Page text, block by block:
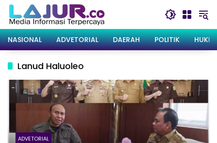
Langsung
konten
NASIONAL
ADVETORIAL DAERAH POLITIK
Lanud Haluoleo
ADVETORIAL